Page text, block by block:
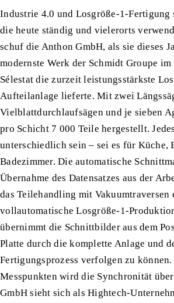
Industrie 4.0 und Losgröße-1-Fertigung
die heute ständig und vielerorts
schuf die Anthon GmbH, als sie dieses
modernste Werk der Schmidt Groupe
Sélestat die zurzeit leistungsstärkste
Aufteilanlage lieferte. Mit zwei
Vielblattdurchlaufsägen und je sieben
pro Schicht 7 000 Teile hergestellt.
unterschiedlich sein – sei es für Küche,
Badezimmer. Die automatische
Übernahme des Datensatzes aus der
das Teilehandling mit Vakuumtraversen
vollautomatische Losgröße-1-
übernimmt die Schnittbilder aus dem
Platte durch die komplette Anlage und
Fertigungsprozess verfolgen zu
Messpunkten wird die Synchronität
GmbH sieht sich als Hightech-